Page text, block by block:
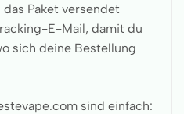
Paket versendet
E-Mail, damit du
sich deine Bestellung
sind einfach: